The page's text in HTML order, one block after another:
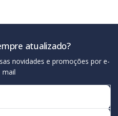
atualizado?
novidades e promoções por e-
mail